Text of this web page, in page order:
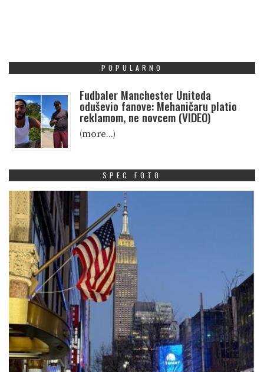
POPULARNO
Fudbaler Manchester Uniteda
oduševio fanove: Mehaničaru platio
reklamom, ne novcem (VIDEO)
(more…)
SPEC FOTO